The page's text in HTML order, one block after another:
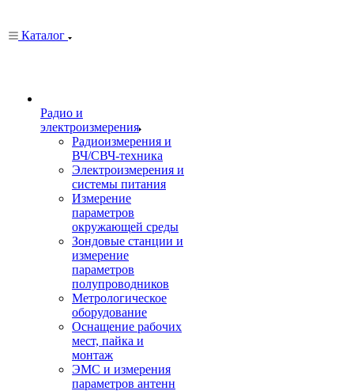
Каталог
Радио и
электроизмерения
Радиоизмерения и
ВЧ/СВЧ-техника
Электроизмерения и
системы питания
Измерение
параметров
окружающей среды
Зондовые станции и
измерение
параметров
полупроводников
Метрологическое
оборудование
Оснащение рабочих
мест, пайка и
монтаж
ЭМС и измерения
параметров антенн